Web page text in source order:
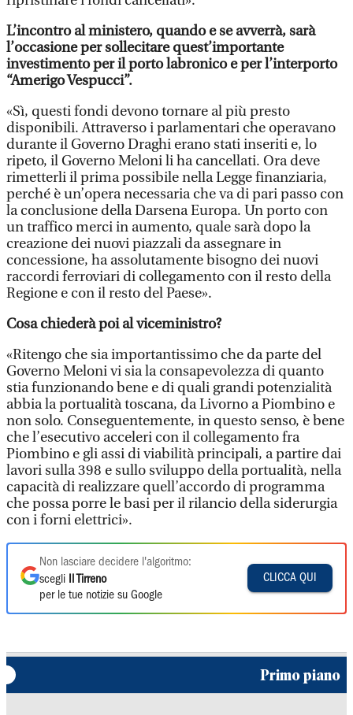
L’incontro al ministero, quando e se avverrà, sarà
l’occasione per sollecitare quest’importante
investimento per il porto labronico e per l’interporto
“Amerigo Vespucci”.
«Sì, questi fondi devono tornare al più presto
disponibili. Attraverso i parlamentari che operavano
durante il Governo Draghi erano stati inseriti e, lo
ripeto, il Governo Meloni li ha cancellati. Ora deve
rimetterli il prima possibile nella Legge finanziaria,
perché è un’opera necessaria che va di pari passo con
la conclusione della Darsena Europa. Un porto con
un traffico merci in aumento, quale sarà dopo la
creazione dei nuovi piazzali da assegnare in
concessione, ha assolutamente bisogno dei nuovi
raccordi ferroviari di collegamento con il resto della
Regione e con il resto del Paese».
Cosa chiederà poi al viceministro?
«Ritengo che sia importantissimo che da parte del
Governo Meloni vi sia la consapevolezza di quanto
stia funzionando bene e di quali grandi potenzialità
abbia la portualità toscana, da Livorno a Piombino e
non solo. Conseguentemente, in questo senso, è bene
che l’esecutivo acceleri con il collegamento fra
Piombino e gli assi di viabilità principali, a partire dai
lavori sulla 398 e sullo sviluppo della portualità, nella
capacità di realizzare quell’accordo di programma
che possa porre le basi per il rilancio della siderurgia
con i forni elettrici».
Non lasciare decidere l'algoritmo:
scegli
Il Tirreno
per le tue notizie su Google
CLICCA QUI
Primo piano